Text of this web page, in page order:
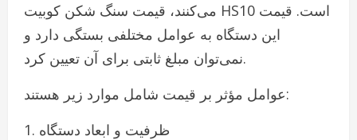
می‌کنند، قیمت سنگ شکن کوبیت HS10 است. قیمت
این دستگاه به عوامل مختلفی بستگی دارد و
نمی‌توان مبلغ ثابتی برای آن تعیین کرد.
عوامل مؤثر بر قیمت شامل موارد زیر هستند:
1. ظرفیت و ابعاد دستگاه